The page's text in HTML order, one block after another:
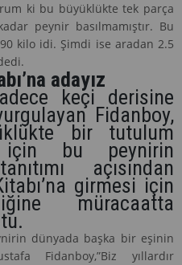
ki bu büyüklükte tek parça
peynir basılmamıştır. Bu
kilo idi. Şimdi ise aradan 2.5
adayız
keçi derisine
Fidanboy,
bir tutulum
için bu peynirin
açısından
girmesi için
müracaatta
dünyada başka bir eşinin
Fidanboy,”Biz yıllardır